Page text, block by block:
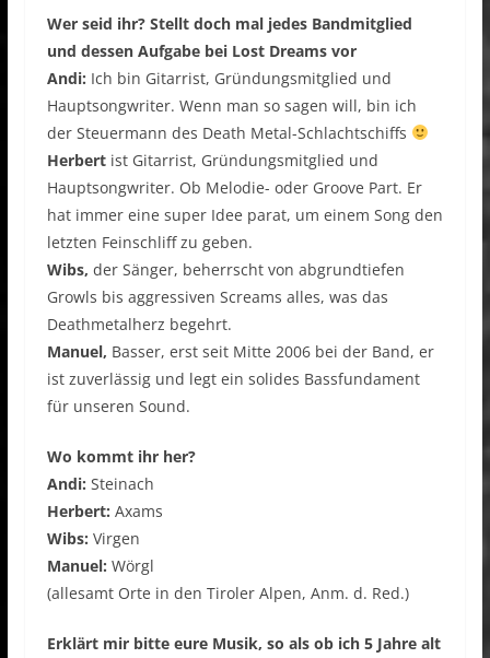
Wer seid ihr? Stellt doch mal jedes Bandmitglied
und dessen Aufgabe bei Lost Dreams vor
Andi: Ich bin Gitarrist, Gründungsmitglied und
Hauptsongwriter. Wenn man so sagen will, bin ich
der Steuermann des Death Metal-Schlachtschiffs
Herbertist Gitarrist, Gründungsmitglied und
Hauptsongwriter. Ob Melodie- oder Groove Part. Er
hat immer eine super Idee parat, um einem Song den
letzten Feinschliff zu geben.
Wibs, der Sänger, beherrscht von abgrundtiefen
Growls bis aggressiven Screams alles, was das
Deathmetalherz begehrt.
Manuel, Basser, erst seit Mitte 2006 bei der Band, er
ist zuverlässig und legt ein solides Bassfundament
für unseren Sound.
Wo kommt ihr her?
Andi: Steinach
Herbert: Axams
Wibs: Virgen
Manuel: Wörgl
(allesamt Orte in den Tiroler Alpen, Anm. d. Red.)
Erklärt mir bitte eure Musik, so als ob ich 5 Jahre alt